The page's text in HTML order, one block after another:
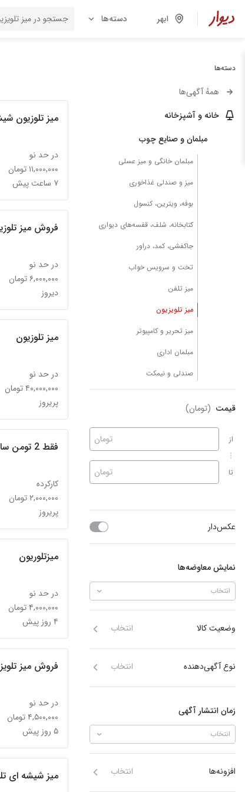
ابهر دسته‌ها
دسته‌ها
همهٔ آگهی‌ها
خانه و آشپزخانه
مبلمان و صنایع چوب
مبلمان خانگی و میز عسلی
میز و صندلی غذاخوری
بوفه، ویترین، کنسول
کتابخانه، شلف، قفسه‌های دیواری
جاکفشی، کمد، دراور
تخت و سرویس خواب
میز تلفن
میز تلویزیون
میز تحریر و کامپیوتر
مبلمان اداری
صندلی و نیمکت
قیمت (تومان)
از
تا
تومان
تومان
عکس‌دار
نمایش معاوضه‌ها
انتخاب
وضعیت کالا انتخاب
نوع آگهی‌دهنده انتخاب
زمان انتشار آگهی
انتخاب
افزونه‌ها انتخاب
میز تلوزیون شیشه ای
در حد نو
۱۱,۰۰۰,۰۰۰ تومان
۷ ساعت پیش
فروش میز
در حد نو
۶,۰۰۰,۰۰۰ تومان
دیروز
میز تلوزیون
در حد نو
۴۰,۰۰۰,۰۰۰ تومان
پریروز
فقط 2 تومن سالم
کارکرده
۲,۰۰۰,۰۰۰ تومان
پریروز
میزتلوریون
در حد نو
۴,۰۰۰,۰۰۰ تومان
۴ روز پیش
فروش میز
در حد نو
۴,۵۰۰,۰۰۰ تومان
۵ روز پیش
میز شیشه ای